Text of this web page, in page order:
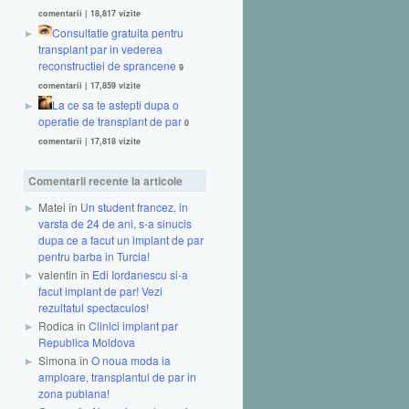
comentarii | 18,817 vizite
Consultatie gratuita pentru
transplant par in vederea
reconstructiei de sprancene 9
comentarii | 17,859 vizite
La ce sa te astepti dupa o
operatie de transplant de par 0
comentarii | 17,818 vizite
Comentarii recente la articole
Matei în Un student francez, in
varsta de 24 de ani, s-a sinucis
dupa ce a facut un implant de par
pentru barba in Turcia!
valentin în Edi Iordanescu si-a
facut implant de par! Vezi
rezultatul spectaculos!
Rodica în Clinici implant par
Republica Moldova
Simona în O noua moda ia
amploare, transplantul de par in
zona pubiana!